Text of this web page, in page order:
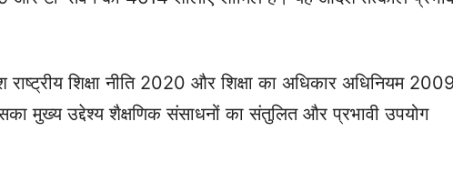
शिक्षा नीति 2020 और शिक्षा का अधिकार अधिनियम
मुख्य उद्देश्य शैक्षणिक संसाधनों का संतुलित और प्रभावी उपयोग